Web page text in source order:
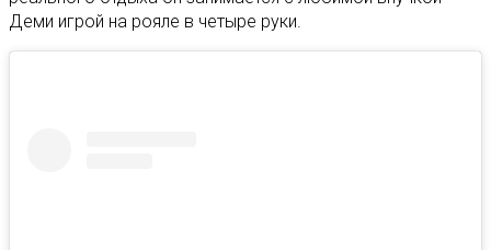
Деми игрой на рояле в четыре руки.